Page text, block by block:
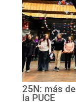
25N: más
la PUCE